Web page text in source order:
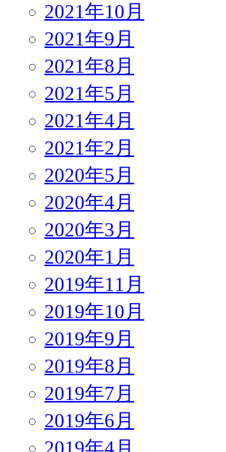
2021年10月
2021年9月
2021年8月
2021年5月
2021年4月
2021年2月
2020年5月
2020年4月
2020年3月
2020年1月
2019年11月
2019年10月
2019年9月
2019年8月
2019年7月
2019年6月